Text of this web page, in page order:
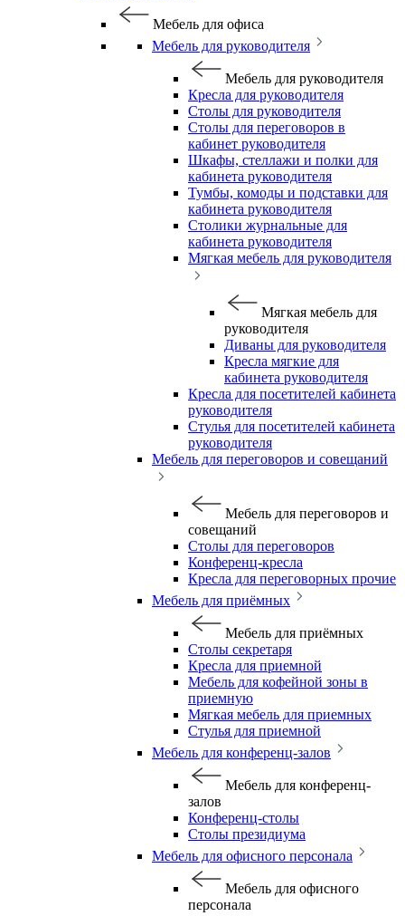
Мебель для офиса
Мебель для руководителя
Мебель для руководителя
Кресла для руководителя
Столы для руководителя
Столы для переговоров в
кабинет руководителя
Шкафы, стеллажи и полки для
кабинета руководителя
Тумбы, комоды и подставки для
кабинета руководителя
Столики журнальные для
кабинета руководителя
Мягкая мебель для руководителя
Мягкая мебель для
руководителя
Диваны для руководителя
Кресла мягкие для
кабинета руководителя
Кресла для посетителей кабинета
руководителя
Стулья для посетителей кабинета
руководителя
Мебель для переговоров и совещаний
Мебель для переговоров и
совещаний
Столы для переговоров
Конференц-кресла
Кресла для переговорных прочие
Мебель для приёмных
Мебель для приёмных
Столы секретаря
Кресла для приемной
Мебель для кофейной зоны в
приемную
Мягкая мебель для приемных
Стулья для приемной
Мебель для конференц-залов
Мебель для конференц-
залов
Конференц-столы
Столы президиума
Мебель для офисного персонала
Мебель для офисного
персонала